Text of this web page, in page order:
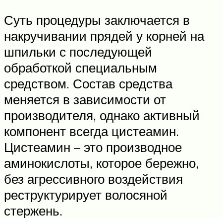
Суть процедуры заключается в
накручивании прядей у корней на
шпильки с последующей
обработкой специальным
средством. Состав средства
меняется в зависимости от
производителя, однако активный
компонент всегда цистеамин.
Цистеамин – это производное
аминокислоты, которое бережно,
без агрессивного воздействия
реструктурирует волосяной
стержень.